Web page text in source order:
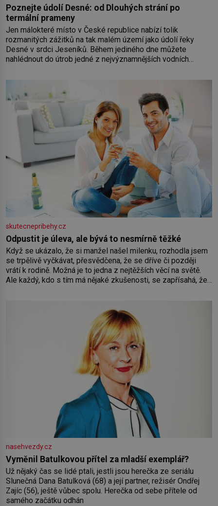
Poznejte údolí Desné: od Dlouhých strání po
termální prameny
Jen málokteré místo v České republice nabízí tolik
rozmanitých zážitků na tak malém území jako údolí řeky
Desné v srdci Jeseníků. Během jediného dne můžete
nahlédnout do útrob jedné z nejvýznamnějších vodních
koloběžce a den zakončit poznáváním památek ve Velkých
skutecnepribehy.cz
Odpustit je úleva, ale bývá to nesmírně těžké
Když se ukázalo, že si manžel našel milenku, rozhodla jsem
se trpělivě vyčkávat, přesvědčena, že se dříve či později
vrátí k rodině. Možná je to jedna z nejtěžších věcí na světě.
Ale každý, kdo s tím má nějaké zkušenosti, se zapřísahá, že
nasehvezdy.cz
Vyměnil Batulkovou přítel za mladší exemplář?
Už nějaký čas se lidé ptali, jestli jsou herečka ze seriálu
Slunečná Dana Batulková (68) a její partner, režisér Ondřej
Zajíc (56), ještě vůbec spolu. Herečka od sebe přítele od
samého začátku odhán